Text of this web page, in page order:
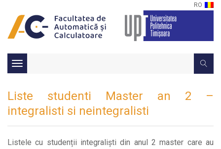
RO
Toggle
navigation
Liste studenti Master an 2 –
integralisti si neintegralisti
Listele cu studenții integraliști din anul 2 master care au